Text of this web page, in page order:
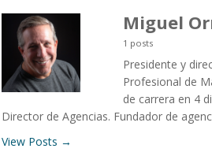
Miguel
1 posts
Presidente y
Profesional de
de carrera en 4
Director de Agencias. Fundador de
View Posts →